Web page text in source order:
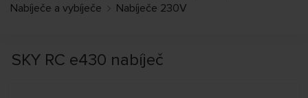
Nabíječe a vybíječe
Nabíječe 230V
SKY RC e430 nabíječ